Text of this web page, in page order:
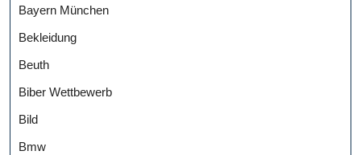
Bayern München
Bekleidung
Beuth
Biber Wettbewerb
Bild
Bmw